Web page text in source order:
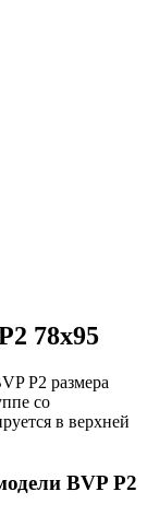
78x95
P2 размера
со
в верхней
BVP Р2